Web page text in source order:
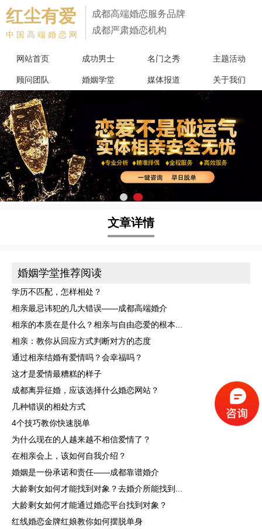
红尘有爱
中国高端婚恋网
成都高端婚恋服务品牌
成都严肃婚恋机构
网站首页 成功男士 名门之秀 主题活动
顾问团队 婚姻学堂 媒体报道 关于我们
文章详情
婚姻学堂推荐阅读
学历不匹配，怎样相处？
相亲最忌讳犯的几大错误——成都高端婚介
相亲的本质在是什么？相亲与自由恋爱的根本...
相亲：教你从回应方式判断对方的态度
通过相亲结婚有爱情吗？会幸福吗？
这才是爱情最糟糕的样子
成都离异征婚，应该选择什么婚恋网站？
几种错误的相处方式
4个技巧教你快速脱单
为什么现在的人越来越不相信爱情了？
在相亲会上，该如何自我介绍？
婚姻是一份承诺和责任——成都靠谱婚介
大龄剩女如何才能找到对象？去婚介所能找到...
大龄剩女如何才能通过婚恋平台找到对象？
红线婚恋金牌红娘教你如何摆脱单身